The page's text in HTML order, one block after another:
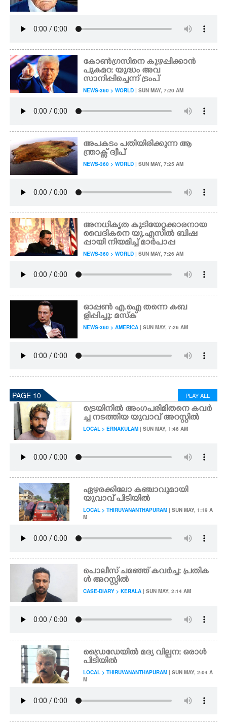
കോൺഗ്രസിനെ കുഴപ്പിക്കാൻ
പുകമറ: യുദ്ധം അവ
സാനിപ്പിച്ചെന്ന് ട്രംപ്
NEWS-360 > WORLD | SUN MAY, 7:20 AM
അപകടം പതിയിരിക്കുന്ന ആ
ന്ത്രാക്സ് ദ്വീപ്
NEWS-360 > WORLD | SUN MAY, 7:25 AM
അനധികൃത കുടിയേറ്റക്കാരനായ
വൈദികനെ യു.എസിൽ ബിഷ
പ്പായി നിയമിച്ച് മാർപാപ്പ
NEWS-360 > WORLD | SUN MAY, 7:26 AM
ഓപ്പൺ എ.ഐ തന്നെ കബ
ളിപ്പിച്ചു: മസ്‌ക്
NEWS-360 > AMERICA | SUN MAY, 7:26 AM
PAGE 10 PLAY ALL
ട്രെയിനിൽ അംഗപരിമിതനെ കവർ
ച്ച നടത്തിയ യുവാവ് അറസ്റ്റിൽ
LOCAL > ERNAKULAM | SUN MAY, 1:46 AM
ഏഴരക്കിലോ കഞ്ചാവുമായി
യുവാവ് പിടിയിൽ
LOCAL > THIRUVANANTHAPURAM | SUN MAY, 1:19 A
M
പൊലീസ് ചമഞ്ഞ് കവർച്ച: പ്രതിക
ൾ അറസ്റ്റിൽ
CASE-DIARY > KERALA | SUN MAY, 2:14 AM
ഡ്രൈ ഡേയിൽ മദ്യ വില്പന: ഒരാൾ
പിടിയിൽ
LOCAL > THIRUVANANTHAPURAM | SUN MAY, 2:04 A
M